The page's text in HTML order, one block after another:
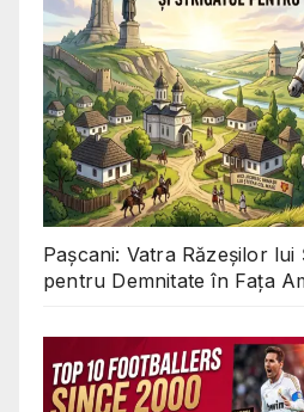
Pașcani: Vatra Răzeșilor
pentru Demnitate în Fața